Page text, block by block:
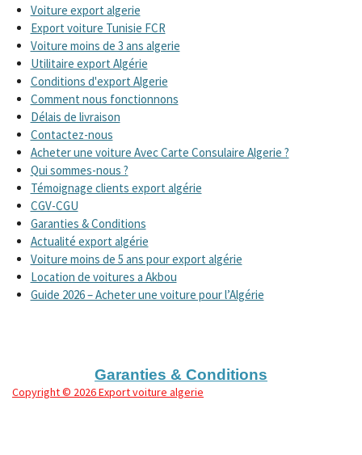
Voiture export algerie
Export voiture Tunisie FCR
Voiture moins de 3 ans algerie
Utilitaire export Algérie
Conditions d'export Algerie
Comment nous fonctionnons
Délais de livraison
Contactez-nous
Acheter une voiture Avec Carte Consulaire Algerie ?
Qui sommes-nous ?
Témoignage clients export algérie
CGV-CGU
Garanties & Conditions
Actualité export algérie
Voiture moins de 5 ans pour export algérie
Location de voitures a Akbou
Guide 2026 – Acheter une voiture pour l’Algérie
Garanties & Conditions
Copyright© 2026 Export voiture algerie